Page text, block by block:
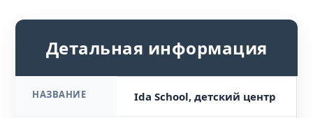
Детальная информация
НАЗВАНИЕ Ida School, детский центр